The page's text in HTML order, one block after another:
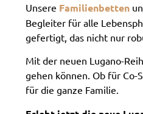
Unsere Familienbetten
Begleiter für alle
gefertigt, das nicht nur
Mit der neuen Lugano-
gehen können. Ob für
für die ganze Familie.